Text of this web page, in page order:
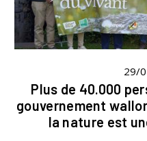
29/
Plus de 40.000
gouvernement
la nature est